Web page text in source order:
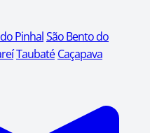
PinhalSão Bento do
Taubaté Caçapava